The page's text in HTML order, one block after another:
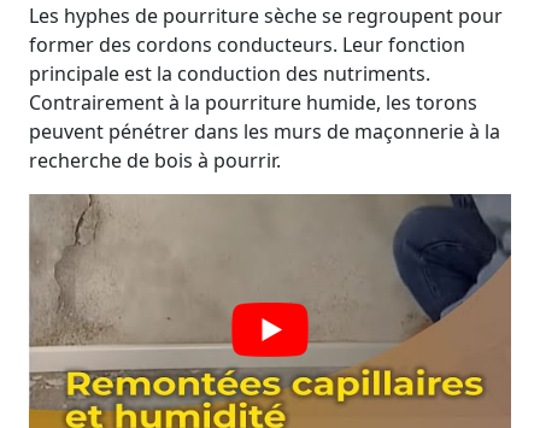
Les hyphes de pourriture sèche se regroupent pour
former des cordons conducteurs. Leur fonction
principale est la conduction des nutriments.
Contrairement à la pourriture humide, les torons
peuvent pénétrer dans les murs de maçonnerie à la
recherche de bois à pourrir.